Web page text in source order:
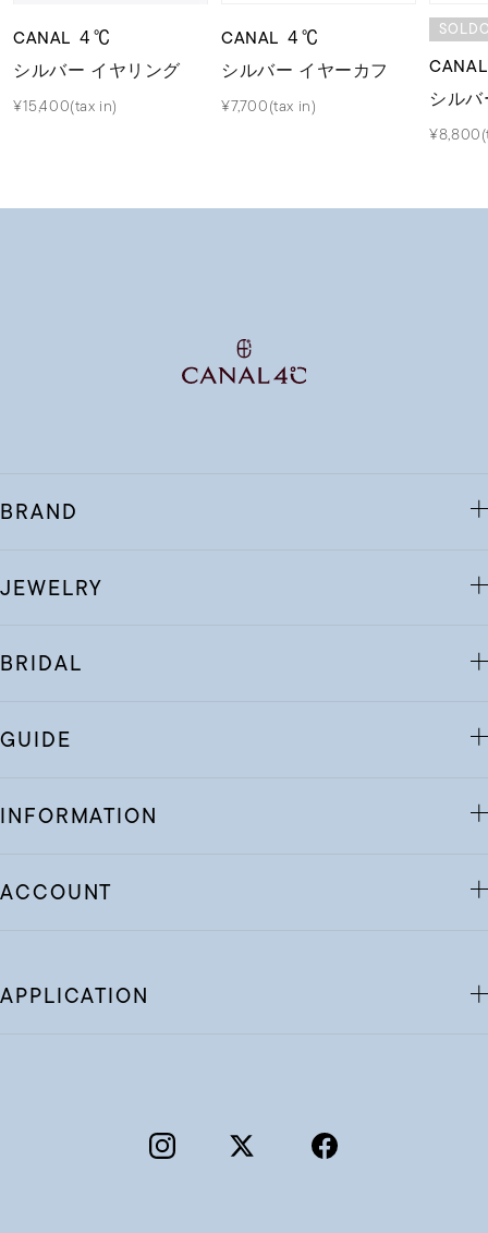
CANAL ４℃
シルバー イヤリング
¥15,400(tax in)
CANAL ４℃
シルバー イヤーカフ
¥7,700(tax in)
シル
BRAND
JEWELRY
BRIDAL
GUIDE
INFORMATION
ACCOUNT
APPLICATION